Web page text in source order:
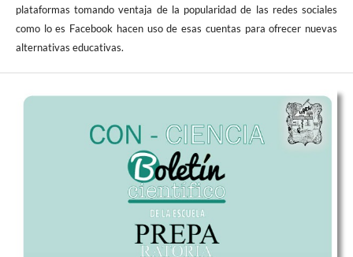
plataformas tomando ventaja de la popularidad de las redes sociales
como lo es Facebook hacen uso de esas cuentas para ofrecer nuevas
alternativas educativas.